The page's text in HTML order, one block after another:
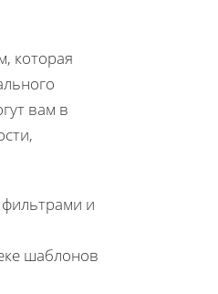
которая
вам в
и
шаблонов